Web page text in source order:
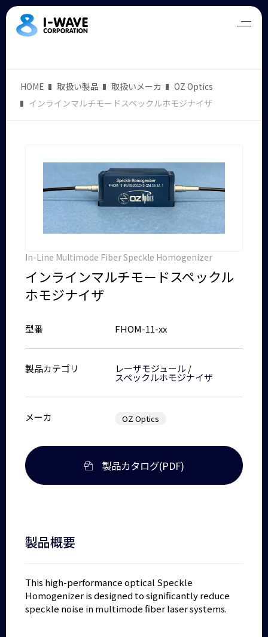
HOME 取扱い製品 取扱いメーカ
OZ Optics
インラインマルチモードスペックルホモジナイザ
In-Line Multimode Fiber Speckle Homogenizer
インラインマルチモードスペックル
ホモジナイザ
型番 FHOM-11-xx
製品カテゴリ レーザモジュール /
スペックルホモジナイザ
メーカ OZ Optics
製品カタログ(PDF)
製品概要
This high-performance optical Speckle
Homogenizer is designed to significantly reduce
speckle noise in multimode fiber laser systems.